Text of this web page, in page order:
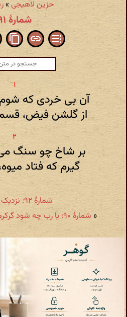
حزین لاهیجی»
شمارهٔ ۹۱
آن بی خردی که شوم
از گلشن فیض،
بر شاخ چو سنگ
گیرم که فتاد
شمارهٔ ۹۲: نزدیک بود ز لب هوا بردارد
« شمارهٔ ۹۰: یا رب چه شود گرکرمت یار افتد؟